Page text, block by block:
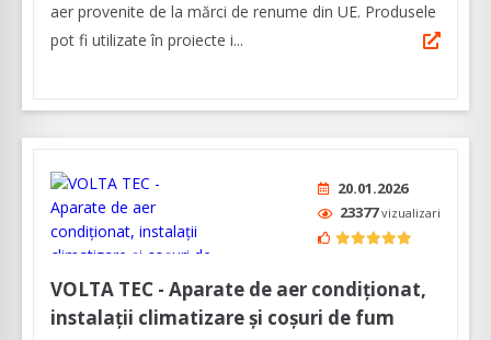
aer provenite de la mărci de renume din UE. Produsele
pot fi utilizate în proiecte i...
20.01.2026
23377vizualizari
VOLTA TEC - Aparate de aer condiționat,
instalații climatizare și coșuri de fum